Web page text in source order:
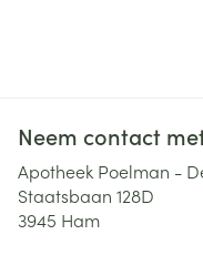
Neem contact
Apotheek Poelman -
Staatsbaan 128D
3945 Ham